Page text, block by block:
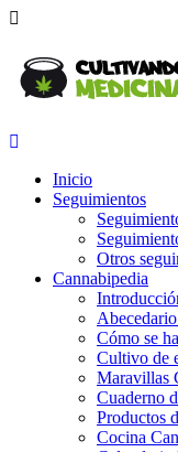
Inicio
Seguimientos
Otros
Cannabipedia
Cómo se
Cultivo de
Maravillas
Cuaderno
Productos
Cocina